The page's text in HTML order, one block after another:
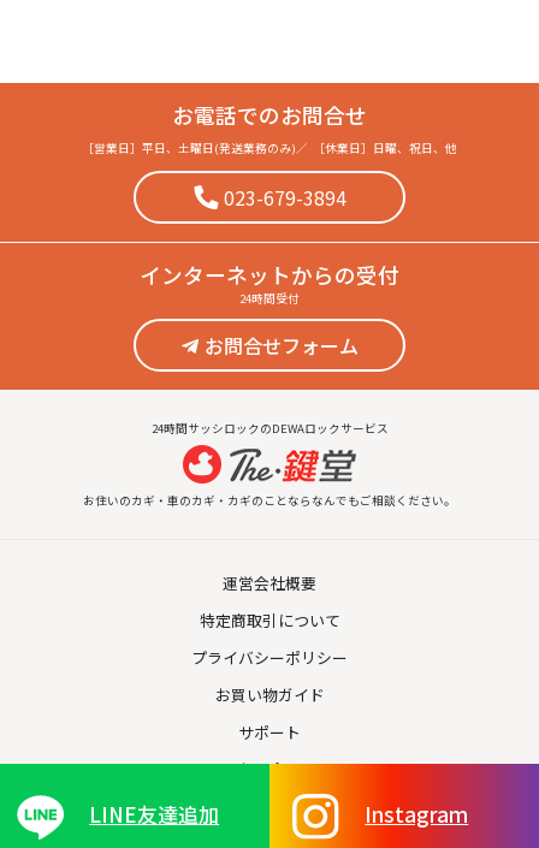
お電話でのお問合せ
［営業日］ 平日、土曜日(発送業務のみ) ／ ［休業日］ 日曜、祝日、他
023-679-3894
インターネットからの受付
24時間受付
お問合せフォーム
24時間サッシロックのDEWAロックサービス
お住いのカギ・車のカギ・カギのことならなんでもご相談ください。
運営会社概要
特定商取引について
プライバシーポリシー
お買い物ガイド
サポート
お問合せ
© 2026 The鍵堂
LINE友達追加 Instagram